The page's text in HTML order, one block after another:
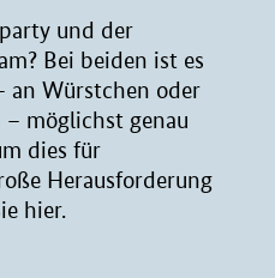
und der
Bei beiden ist es
an Würstchen oder
möglichst genau
dies für
Herausforderung
hier.